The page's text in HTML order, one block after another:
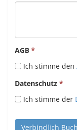
AGB
Ich stimme den
Datenschutz
Ich stimme der
Verbindlich